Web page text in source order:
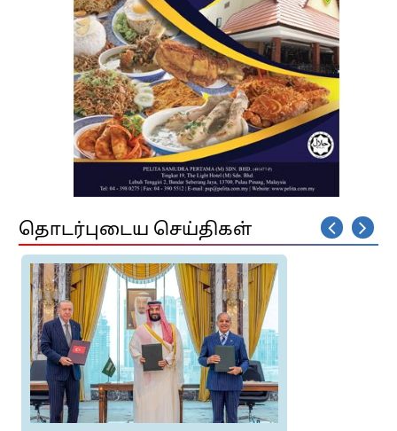
தொடர்புடைய செய்திகள்